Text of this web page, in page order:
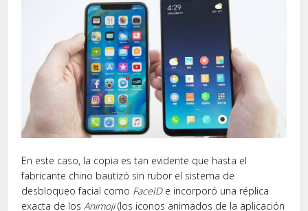
En este caso, la copia es tan evidente que hasta el
fabricante chino bautizó sin rubor el sistema de
desbloqueo facial como FaceIDe incorporó una réplica
exacta de losAnimoji(los iconos animados de la aplicación